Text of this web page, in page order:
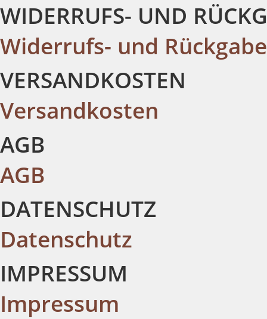
WIDERRUFS- UND
Widerrufs- und
VERSANDKOSTEN
Versandkosten
AGB
AGB
DATENSCHUTZ
Datenschutz
IMPRESSUM
Impressum